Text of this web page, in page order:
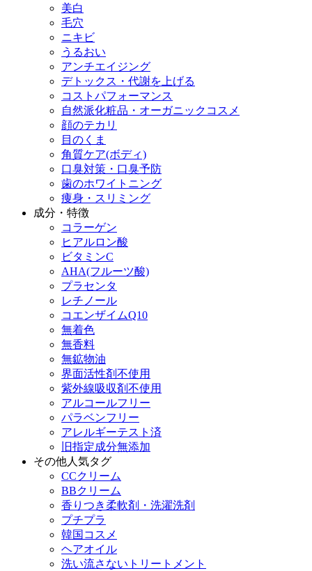
美白
毛穴
ニキビ
うるおい
アンチエイジング
デトックス・代謝を上げる
コストパフォーマンス
自然派化粧品・オーガニックコスメ
顔のテカリ
目のくま
角質ケア(ボディ)
口臭対策・口臭予防
歯のホワイトニング
痩身・スリミング
成分・特徴
コラーゲン
ヒアルロン酸
ビタミンC
AHA(フルーツ酸)
プラセンタ
レチノール
コエンザイムQ10
無着色
無香料
無鉱物油
界面活性剤不使用
紫外線吸収剤不使用
アルコールフリー
パラベンフリー
アレルギーテスト済
旧指定成分無添加
その他人気タグ
CCクリーム
BBクリーム
香りつき柔軟剤・洗濯洗剤
プチプラ
韓国コスメ
ヘアオイル
洗い流さないトリートメント